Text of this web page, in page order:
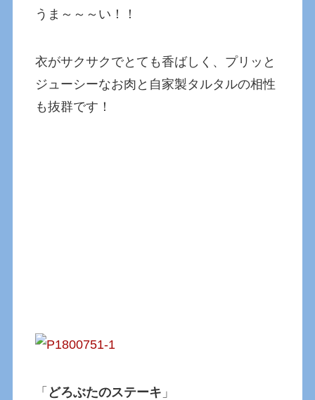
うま～～～い！！
衣がサクサクでとても香ばしく、プリッと
ジューシーなお肉と自家製タルタルの相性
も抜群です！
「 どろぶたのステーキ 」